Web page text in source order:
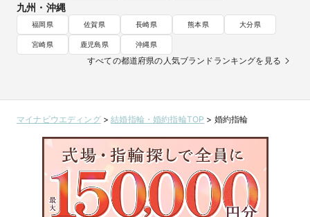
九州・沖縄
福岡県 佐賀県 長崎県 熊本県 大分県
宮崎県 鹿児島県 沖縄県
すべての都道府県の人気ブランドランキングを見る
マイナビウエディング>結婚指輪・婚約指輪TOP > 婚約指輪